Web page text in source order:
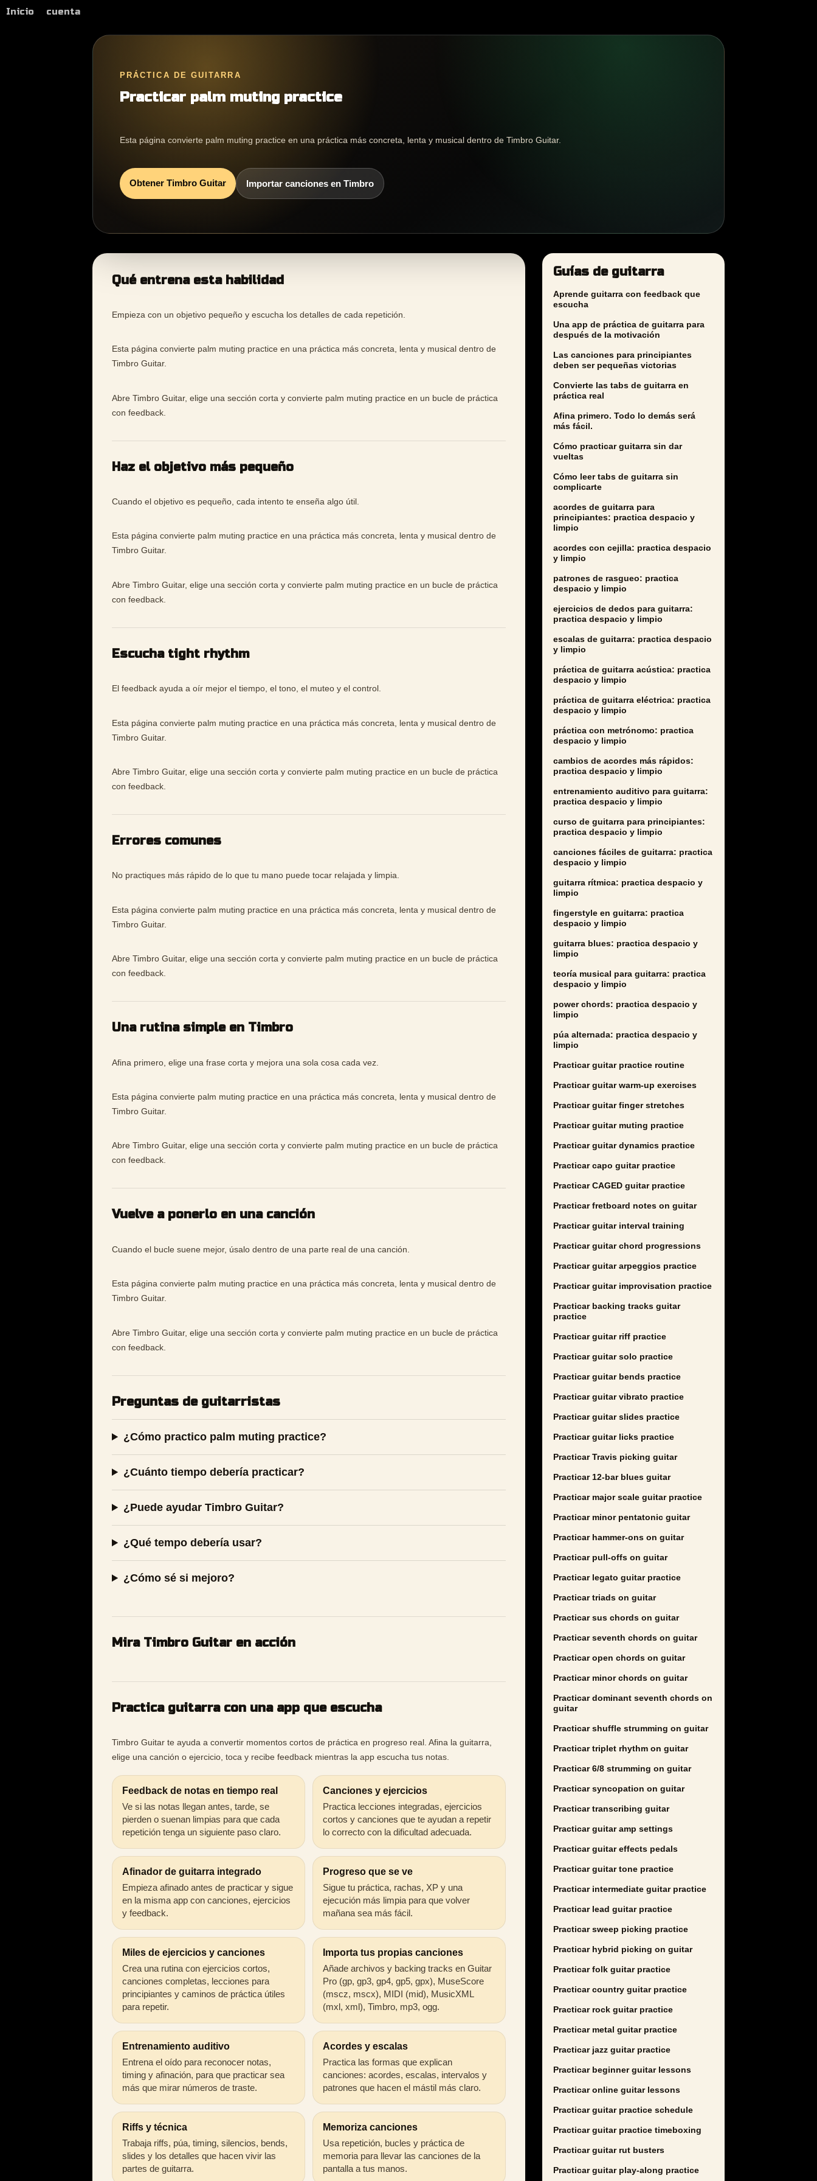
Inicio cuenta
PRÁCTICA DE GUITARRA
Practicar palm muting practice
Esta página convierte palm muting practice en una práctica más concreta, lenta y musical dentro de Timbro Guitar.
Obtener Timbro Guitar Importar canciones en Timbro
Qué entrena esta habilidad
Empieza con un objetivo pequeño y escucha los detalles de cada repetición.
Esta página convierte palm muting practice en una práctica más concreta, lenta y musical dentro de
Timbro Guitar.
Abre Timbro Guitar, elige una sección corta y convierte palm muting practice en un bucle de práctica
con feedback.
Haz el objetivo más pequeño
Cuando el objetivo es pequeño, cada intento te enseña algo útil.
Esta página convierte palm muting practice en una práctica más concreta, lenta y musical dentro de
Timbro Guitar.
Abre Timbro Guitar, elige una sección corta y convierte palm muting practice en un bucle de práctica
con feedback.
Escucha tight rhythm
El feedback ayuda a oír mejor el tiempo, el tono, el muteo y el control.
Esta página convierte palm muting practice en una práctica más concreta, lenta y musical dentro de
Timbro Guitar.
Abre Timbro Guitar, elige una sección corta y convierte palm muting practice en un bucle de práctica
con feedback.
Errores comunes
No practiques más rápido de lo que tu mano puede tocar relajada y limpia.
Esta página convierte palm muting practice en una práctica más concreta, lenta y musical dentro de
Timbro Guitar.
Abre Timbro Guitar, elige una sección corta y convierte palm muting practice en un bucle de práctica
con feedback.
Una rutina simple en Timbro
Afina primero, elige una frase corta y mejora una sola cosa cada vez.
Esta página convierte palm muting practice en una práctica más concreta, lenta y musical dentro de
Timbro Guitar.
Abre Timbro Guitar, elige una sección corta y convierte palm muting practice en un bucle de práctica
con feedback.
Vuelve a ponerlo en una canción
Cuando el bucle suene mejor, úsalo dentro de una parte real de una canción.
Esta página convierte palm muting practice en una práctica más concreta, lenta y musical dentro de
Timbro Guitar.
Abre Timbro Guitar, elige una sección corta y convierte palm muting practice en un bucle de práctica
con feedback.
Preguntas de guitarristas
¿Cómo practico palm muting practice?
¿Cuánto tiempo debería practicar?
¿Puede ayudar Timbro Guitar?
¿Qué tempo debería usar?
¿Cómo sé si mejoro?
Mira Timbro Guitar en acción
Practica guitarra con una app que escucha
Timbro Guitar te ayuda a convertir momentos cortos de práctica en progreso real. Afina la guitarra,
elige una canción o ejercicio, toca y recibe feedback mientras la app escucha tus notas.
Feedback de notas en tiempo real
Ve si las notas llegan antes, tarde, se
pierden o suenan limpias para que cada
repetición tenga un siguiente paso claro.
Canciones y ejercicios
Practica lecciones integradas, ejercicios
cortos y canciones que te ayudan a repetir
lo correcto con la dificultad adecuada.
Afinador de guitarra integrado
Empieza afinado antes de practicar y sigue
en la misma app con canciones, ejercicios
y feedback.
Progreso que se ve
Sigue tu práctica, rachas, XP y una
ejecución más limpia para que volver
mañana sea más fácil.
Miles de ejercicios y canciones
Crea una rutina con ejercicios cortos,
canciones completas, lecciones para
principiantes y caminos de práctica útiles
para repetir.
Importa tus propias canciones
Añade archivos y backing tracks en Guitar
Pro (gp, gp3, gp4, gp5, gpx), MuseScore
(mscz, mscx), MIDI (mid), MusicXML
(mxl, xml), Timbro, mp3, ogg.
Entrenamiento auditivo
Entrena el oído para reconocer notas,
timing y afinación, para que practicar sea
más que mirar números de traste.
Acordes y escalas
Practica las formas que explican
canciones: acordes, escalas, intervalos y
patrones que hacen el mástil más claro.
Riffs y técnica
Trabaja riffs, púa, timing, silencios, bends,
slides y los detalles que hacen vivir las
partes de guitarra.
Memoriza canciones
Usa repetición, bucles y práctica de
memoria para llevar las canciones de la
pantalla a tus manos.
Guías de guitarra
Aprende guitarra con feedback que
escucha
Una app de práctica de guitarra para
después de la motivación
Las canciones para principiantes
deben ser pequeñas victorias
Convierte las tabs de guitarra en
práctica real
Afina primero. Todo lo demás será
más fácil.
Cómo practicar guitarra sin dar
vueltas
Cómo leer tabs de guitarra sin
complicarte
acordes de guitarra para
principiantes: practica despacio y
limpio
acordes con cejilla: practica despacio
y limpio
patrones de rasgueo: practica
despacio y limpio
ejercicios de dedos para guitarra:
practica despacio y limpio
escalas de guitarra: practica despacio
y limpio
práctica de guitarra acústica: practica
despacio y limpio
práctica de guitarra eléctrica: practica
despacio y limpio
práctica con metrónomo: practica
despacio y limpio
cambios de acordes más rápidos:
practica despacio y limpio
entrenamiento auditivo para guitarra:
practica despacio y limpio
curso de guitarra para principiantes:
practica despacio y limpio
canciones fáciles de guitarra: practica
despacio y limpio
guitarra rítmica: practica despacio y
limpio
fingerstyle en guitarra: practica
despacio y limpio
guitarra blues: practica despacio y
limpio
teoría musical para guitarra: practica
despacio y limpio
power chords: practica despacio y
limpio
púa alternada: practica despacio y
limpio
Practicar guitar practice routine
Practicar guitar warm-up exercises
Practicar guitar finger stretches
Practicar guitar muting practice
Practicar guitar dynamics practice
Practicar capo guitar practice
Practicar CAGED guitar practice
Practicar fretboard notes on guitar
Practicar guitar interval training
Practicar guitar chord progressions
Practicar guitar arpeggios practice
Practicar guitar improvisation practice
Practicar backing tracks guitar
practice
Practicar guitar riff practice
Practicar guitar solo practice
Practicar guitar bends practice
Practicar guitar vibrato practice
Practicar guitar slides practice
Practicar guitar licks practice
Practicar Travis picking guitar
Practicar 12-bar blues guitar
Practicar major scale guitar practice
Practicar minor pentatonic guitar
Practicar hammer-ons on guitar
Practicar pull-offs on guitar
Practicar legato guitar practice
Practicar triads on guitar
Practicar sus chords on guitar
Practicar seventh chords on guitar
Practicar open chords on guitar
Practicar minor chords on guitar
Practicar dominant seventh chords on
guitar
Practicar shuffle strumming on guitar
Practicar triplet rhythm on guitar
Practicar 6/8 strumming on guitar
Practicar syncopation on guitar
Practicar transcribing guitar
Practicar guitar amp settings
Practicar guitar effects pedals
Practicar guitar tone practice
Practicar intermediate guitar practice
Practicar lead guitar practice
Practicar sweep picking practice
Practicar hybrid picking on guitar
Practicar folk guitar practice
Practicar country guitar practice
Practicar rock guitar practice
Practicar metal guitar practice
Practicar jazz guitar practice
Practicar beginner guitar lessons
Practicar online guitar lessons
Practicar guitar practice schedule
Practicar guitar practice timeboxing
Practicar guitar rut busters
Practicar guitar play-along practice